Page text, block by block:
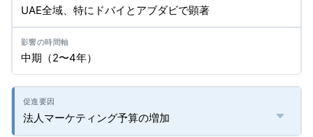
UAE全域、特にドバイとアブダビで顕著
中期（2〜4年）
法人マーケティング予算の増加